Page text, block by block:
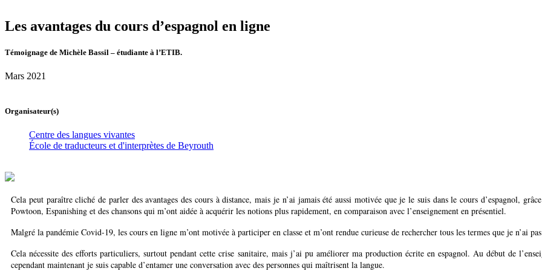
Les avantages du cours d’espagnol en ligne
Témoignage de Michèle Bassil – étudiante à l’ETIB.
Mars 2021
Organisateur(s)
Centre des langues vivantes
École de traducteurs et d'interprètes de Beyrouth
Cela peut paraître cliché de parler des avantages des cours à distance, mais je n’ai jamais été aussi motivée que je le suis dans le cours d’espagnol,
Powtoon, Espanishing et des chansons qui m’ont aidée à acquérir les notions plus rapidement, en comparaison avec l’enseignement en présentiel.
Malgré la pandémie Covid-19, les cours en ligne m’ont motivée à participer en classe et m’ont rendue curieuse de rechercher tous les termes que je n’ai
Cela nécessite des efforts particuliers, surtout pendant cette crise sanitaire, mais j’ai pu améliorer ma production écrite en espagnol. Au début de
cependant maintenant je suis capable d’entamer une conversation avec des personnes qui maîtrisent la langue.